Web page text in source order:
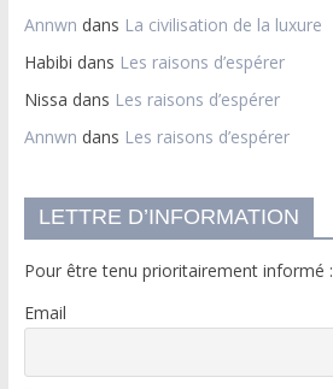
Annwn dans La civilisation de la luxure
Habibi dans Les raisons d’espérer
Nissa dans Les raisons d’espérer
Annwn dans Les raisons d’espérer
LETTRE D’INFORMATION
Pour être tenu prioritairement informé :
Email